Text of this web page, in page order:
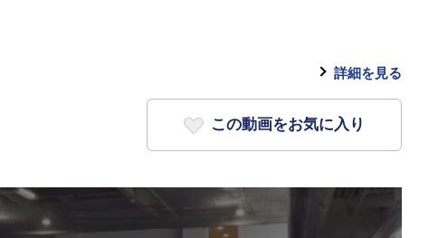
詳細を見る
この動画をお気に入り